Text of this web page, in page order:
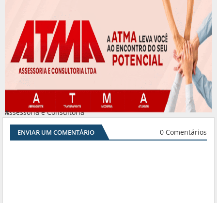
Assessoria e Consultoria
#
ENVIAR UM COMENTÁRIO 0 Comentários